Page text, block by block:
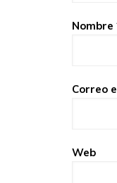
Nombre
Correo
Web